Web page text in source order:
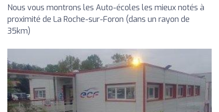
Nous vous montrons les Auto-écoles les mieux notés à
proximité de La Roche-sur-Foron (dans un rayon de
35km)